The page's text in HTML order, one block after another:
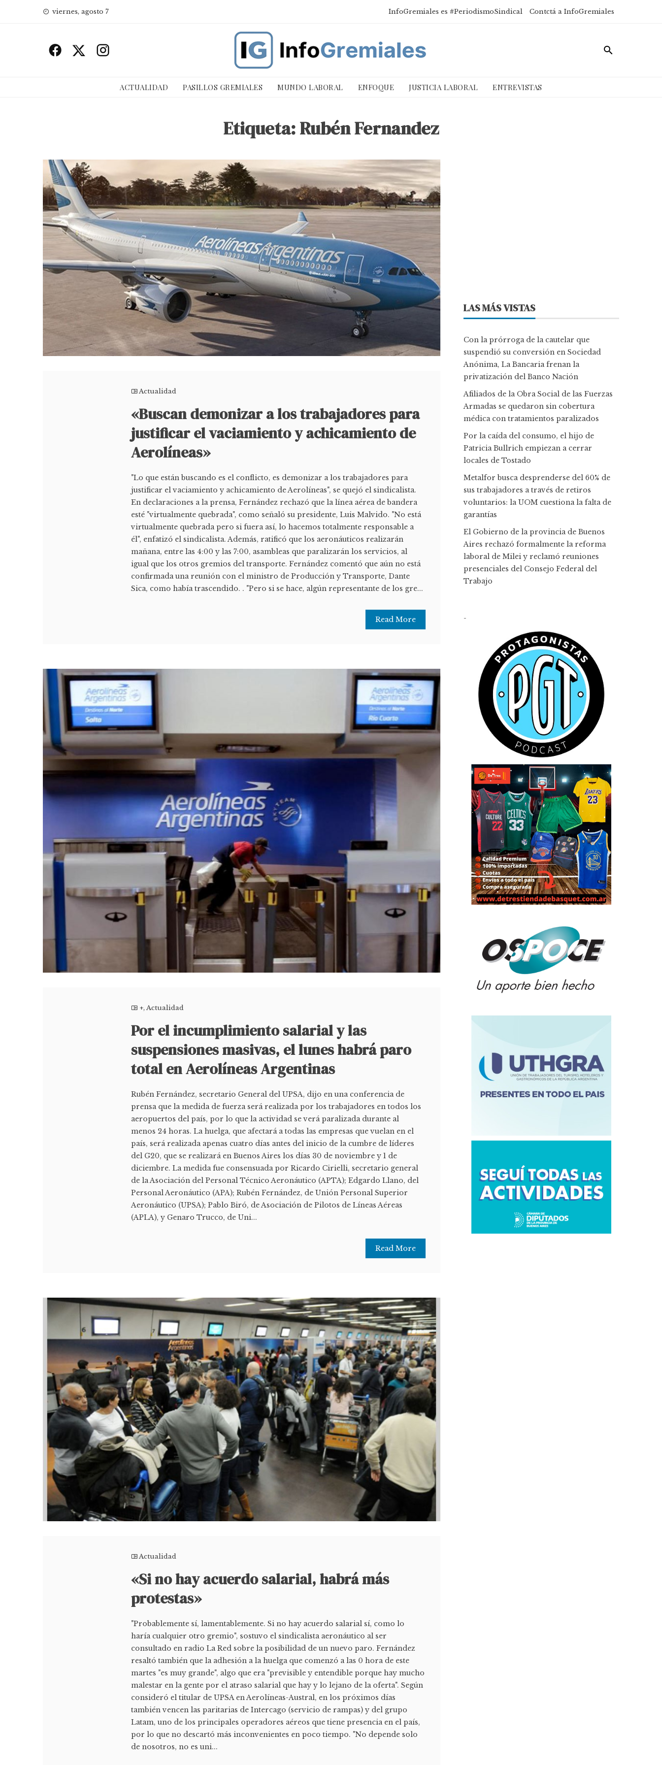
viernes, agosto 7 InfoGremiales es #PeriodismoSindical Contctá a InfoGremiales
ACTUALIDAD PASILLOS GREMIALES MUNDO LABORAL ENFOQUE JUSTICIA LABORAL ENTREVISTAS
Etiqueta:Rubén Fernandez
Actualidad
«Buscan demonizar a los trabajadores para
justificar el vaciamiento y achicamiento de
Aerolíneas»
"Lo que están buscando es el conflicto, es demonizar a los trabajadores para
justificar el vaciamiento y achicamiento de Aerolíneas", se quejó el sindicalista.
En declaraciones a la prensa, Fernández rechazó que la línea aérea de bandera
esté "virtualmente quebrada", como señaló su presidente, Luis Malvido. "No está
virtualmente quebrada pero si fuera así, lo hacemos totalmente responsable a
él", enfatizó el sindicalista. Además, ratificó que los aeronáuticos realizarán
mañana, entre las 4:00 y las 7:00, asambleas que paralizarán los servicios, al
igual que los otros gremios del transporte. Fernández comentó que aún no está
confirmada una reunión con el ministro de Producción y Transporte, Dante
Sica, como había trascendido. . "Pero si se hace, algún representante de los gre...
Read More
+,Actualidad
Por el incumplimiento salarial y las
suspensiones masivas, el lunes habrá paro
total en Aerolíneas Argentinas
Rubén Fernández, secretario General del UPSA, dijo en una conferencia de
prensa que la medida de fuerza será realizada por los trabajadores en todos los
aeropuertos del país, por lo que la actividad se verá paralizada durante al
menos 24 horas. La huelga, que afectará a todas las empresas que vuelan en el
país, será realizada apenas cuatro días antes del inicio de la cumbre de líderes
del G20, que se realizará en Buenos Aires los días 30 de noviembre y 1 de
diciembre. La medida fue consensuada por Ricardo Cirielli, secretario general
de la Asociación del Personal Técnico Aeronáutico (APTA); Edgardo Llano, del
Personal Aeronáutico (APA); Rubén Fernández, de Unión Personal Superior
Aeronáutico (UPSA); Pablo Biró, de Asociación de Pilotos de Líneas Aéreas
(APLA), y Genaro Trucco, de Uni...
Read More
Actualidad
«Si no hay acuerdo salarial, habrá más
protestas»
"Probablemente sí, lamentablemente. Si no hay acuerdo salarial sí, como lo
haría cualquier otro gremio", sostuvo el sindicalista aeronáutico al ser
consultado en radio La Red sobre la posibilidad de un nuevo paro. Fernández
resaltó también que la adhesión a la huelga que comenzó a las 0 hora de este
martes "es muy grande", algo que era "previsible y entendible porque hay mucho
malestar en la gente por el atraso salarial que hay y lo lejano de la oferta". Según
consideró el titular de UPSA en Aerolíneas-Austral, en los próximos días
también vencen las paritarias de Intercago (servicio de rampas) y del grupo
Latam, uno de los principales operadores aéreos que tiene presencia en el país,
por lo que no descartó más inconvenientes en poco tiempo. "No depende solo
de nosotros, no es uni...
LAS MÁS VISTAS
Con la prórroga de la cautelar que
suspendió su conversión en Sociedad
Anónima, La Bancaria frenan la
privatización del Banco Nación
Afiliados de la Obra Social de las Fuerzas
Armadas se quedaron sin cobertura
médica con tratamientos paralizados
Por la caída del consumo, el hijo de
Patricia Bullrich empiezan a cerrar
locales de Tostado
Metalfor busca desprenderse del 60% de
sus trabajadores a través de retiros
voluntarios: la UOM cuestiona la falta de
garantías
El Gobierno de la provincia de Buenos
Aires rechazó formalmente la reforma
laboral de Milei y reclamó reuniones
presenciales del Consejo Federal del
Trabajo
-